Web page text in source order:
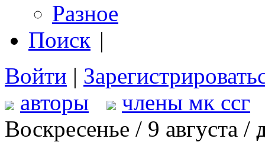
Разное
Поиск |
Войти |
авторы
члены мк ссг
Воскресенье / 9 августа /